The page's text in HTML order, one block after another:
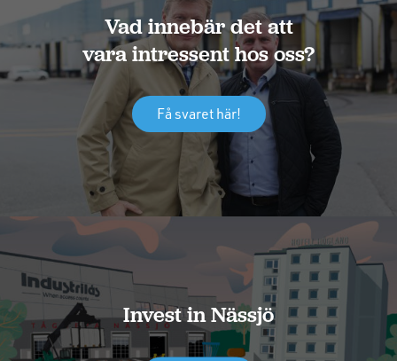
Vad innebär det att
vara intressent hos oss?
Få svaret här!
Invest in Nässjö